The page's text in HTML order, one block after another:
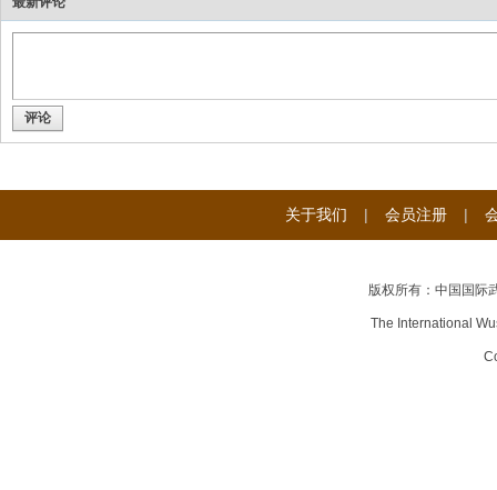
评论
关于我们 | 会员注册 |
版权所有：中国国际
The International